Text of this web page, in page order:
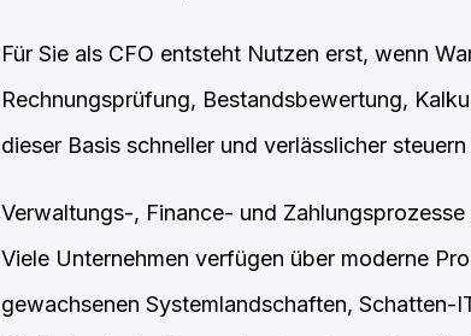
Für Sie als CFO entsteht Nutzen erst, wenn
Rechnungsprüfung, Bestandsbewertung,
dieser Basis schneller und verlässlicher
Verwaltungs-, Finance- und
Viele Unternehmen verfügen über moderne
gewachsenen Systemlandschaften, Schatten-